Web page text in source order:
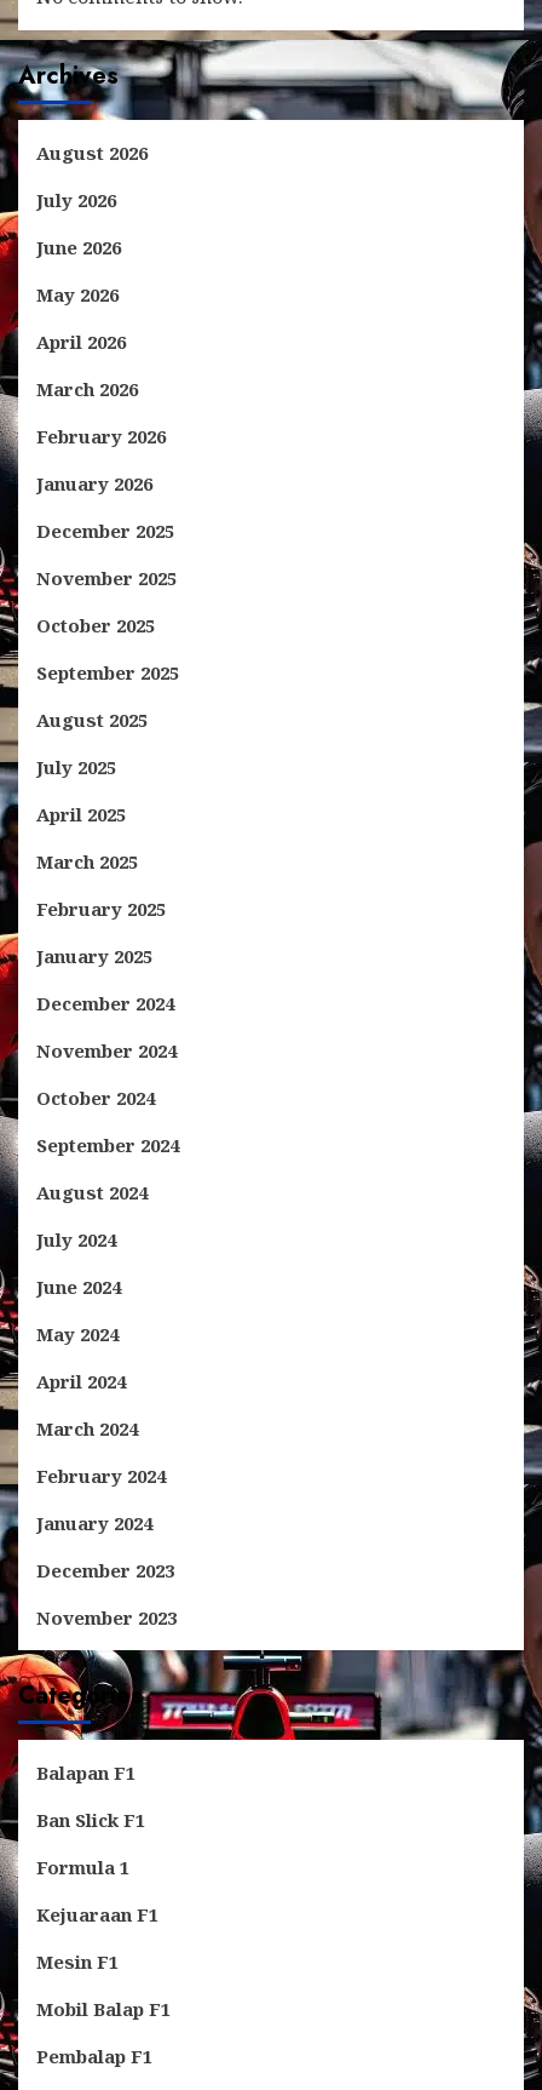
Archives
August 2026
July 2026
June 2026
May 2026
April 2026
March 2026
February 2026
January 2026
December 2025
November 2025
October 2025
September 2025
August 2025
July 2025
April 2025
March 2025
February 2025
January 2025
December 2024
November 2024
October 2024
September 2024
August 2024
July 2024
June 2024
May 2024
April 2024
March 2024
February 2024
January 2024
December 2023
November 2023
Categories
Balapan F1
Ban Slick F1
Formula 1
Kejuaraan F1
Mesin F1
Mobil Balap F1
Pembalap F1